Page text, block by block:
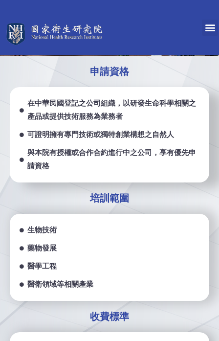
申請資格
在中華民國登記之公司組織，以研發生命科學相關之
產品或提供技術服務為業務者
可證明擁有專門技術或獨特創業構想之自然人
與本院有授權或合作合約進行中之公司，享有優先申
請資格
培訓範圍
生物技術
藥物發展
醫學工程
醫衛領域等相關產業
收費標準